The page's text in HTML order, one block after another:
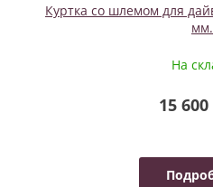
Куртка со шлемом для
мм.
На
15